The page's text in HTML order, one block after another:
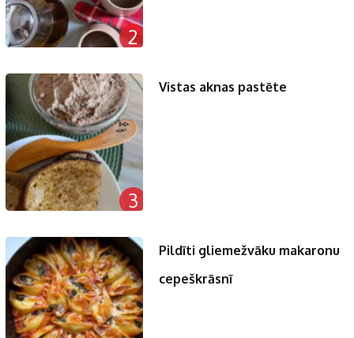
2
3
Vistas aknas pastēte
Pildīti gliemežvāku makaronu
cepeškrāsnī